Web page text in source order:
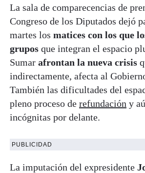
La sala de comparecencias de
Congreso de los Diputados dejó
martes los matices con los que
grupos que integran el espacio
Sumar afrontan la nueva crisis
indirectamente, afecta al
También las dificultades del
pleno proceso de refundación y
incógnitas por delante.
PUBLICIDAD
La imputación del expresidente